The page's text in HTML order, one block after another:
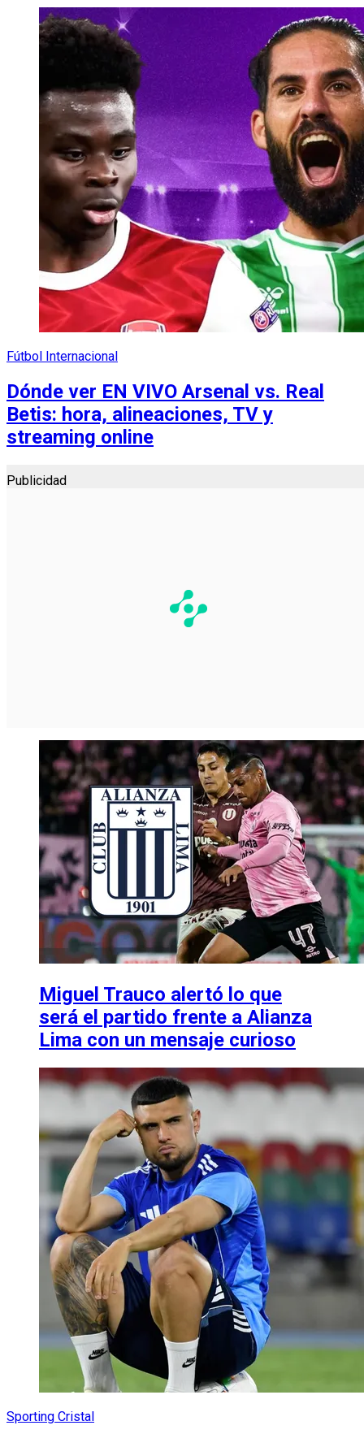
Fútbol Internacional
Dónde ver EN VIVO Arsenal vs. Real
Betis: hora, alineaciones, TV y
streaming online
Publicidad
Miguel Trauco alertó lo que
será el partido frente a Alianza
Lima con un mensaje curioso
Sporting Cristal